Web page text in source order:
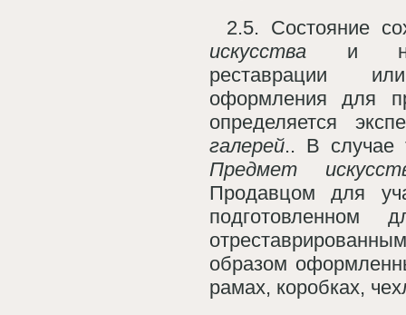
2.5. Состояние
искусстваи
реставрации
оформления для
определяется
галерей.. В случае
Предмет
Продавцом для
подготовленном
образом
рамах, коробках,